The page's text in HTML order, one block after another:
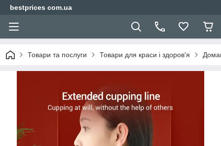
bestprices com.ua
Товари та послуги Товари для краси і здоров'я